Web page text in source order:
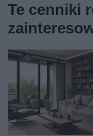
Te cenniki